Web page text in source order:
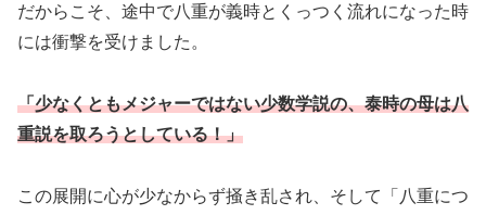
だからこそ、途中で八重が義時とくっつく流れになった時
には衝撃を受けました。
「少なくともメジャーではない少数学説の、泰時の母は八
重説を取ろうとしている！」
この展開に心が少なからず掻き乱され、そして「八重につ